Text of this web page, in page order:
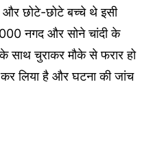
और छोटे-छोटे बच्चे थे इसी
नगद और सोने चांदी के
साथ चुराकर मौके से फरार हो
लिया है और घटना की जांच